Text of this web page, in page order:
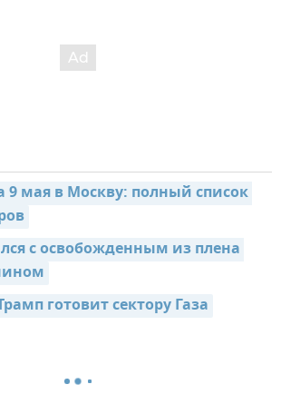
9 мая в Москву: полный список
с освобожденным из плена
готовит сектору Газа